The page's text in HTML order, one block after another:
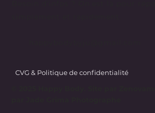
CVG & Politique de confidentialité